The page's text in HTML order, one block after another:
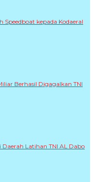
kepada Kodaeral
Berhasil Digagalkan TNI
Latihan TNI AL Dabo